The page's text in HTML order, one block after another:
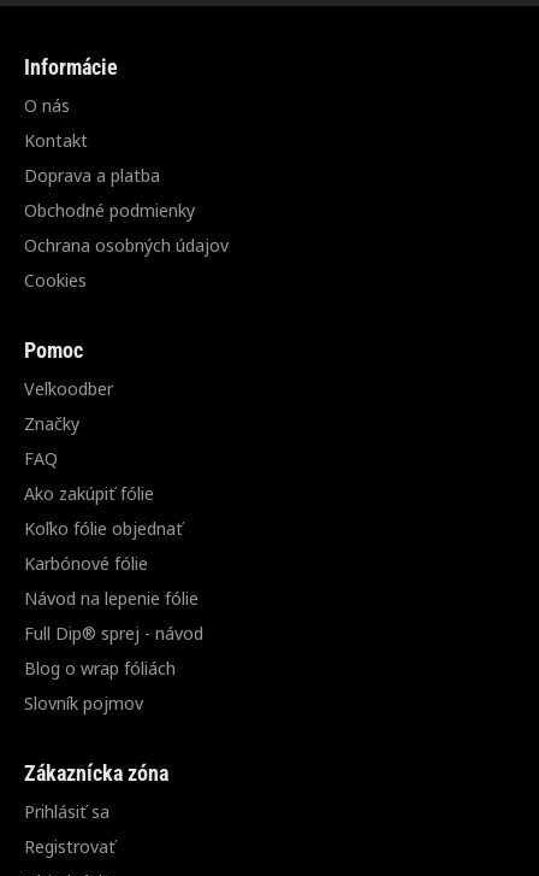
Informácie
O nás
Kontakt
Doprava a platba
Obchodné podmienky
Ochrana osobných údajov
Cookies
Pomoc
Veľkoodber
Značky
FAQ
Ako zakúpiť fólie
Koľko fólie objednať
Karbónové fólie
Návod na lepenie fólie
Full Dip® sprej - návod
Blog o wrap fóliách
Slovník pojmov
Zákaznícka zóna
Prihlásiť sa
Registrovať